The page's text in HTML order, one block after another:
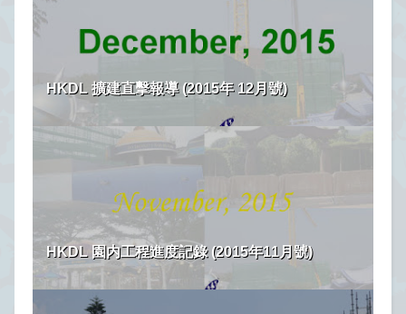
HKDL 擴建直擊報導 (2015年 12月號)
HKDL 園内工程進度記錄 (2015年11月號)